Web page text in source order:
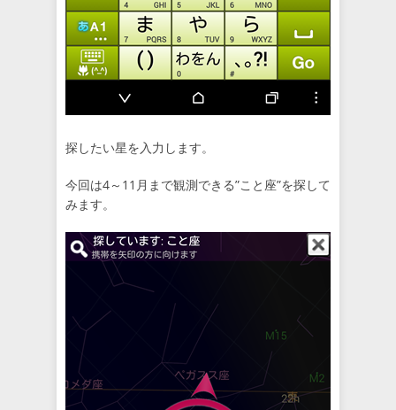
探したい星を入力します。
今回は4～11月まで観測できる”こと座”を探して
みます。